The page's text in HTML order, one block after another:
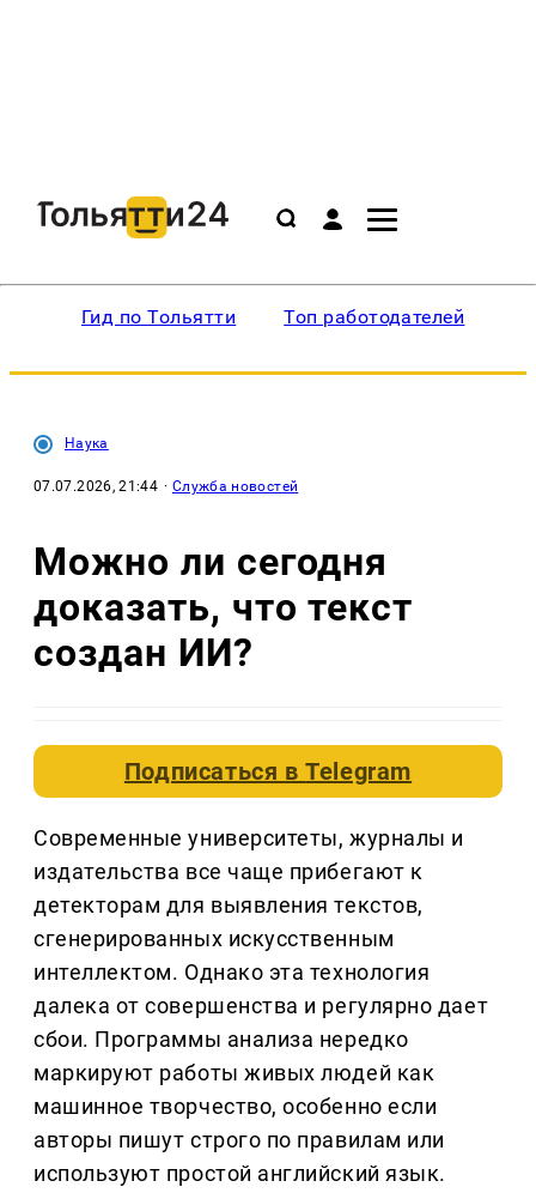
Гид по Тольятти Топ работодателей
Наука
07.07.2026, 21:44 · Служба новостей
Можно ли сегодня
доказать, что текст
создан ИИ?
Подписаться вTelegram
Современные университеты, журналы и
издательства все чаще прибегают к
детекторам для выявления текстов,
сгенерированных искусственным
интеллектом. Однако эта технология
далека от совершенства и регулярно дает
сбои. Программы анализа нередко
маркируют работы живых людей как
машинное творчество, особенно если
авторы пишут строго по правилам или
используют простой английский язык.